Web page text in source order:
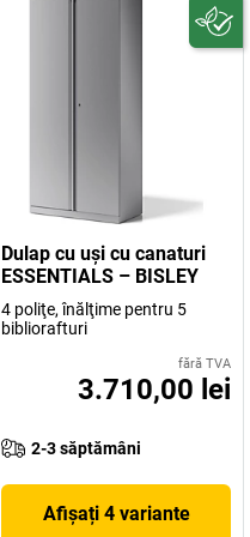
Dulap cu uşi cu canaturi
ESSENTIALS – BISLEY
4 poliţe, înălţime pentru 5
bibliorafturi
fără TVA
3.710,00 lei
2-3 săptămâni
Afișați 4 variante